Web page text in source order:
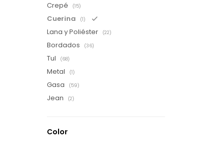
Crepé (15)
Cuerina (1)
Lana y Poliéster (22)
Bordados (36)
Tul (68)
Metal (1)
Gasa (59)
Jean (2)
Color